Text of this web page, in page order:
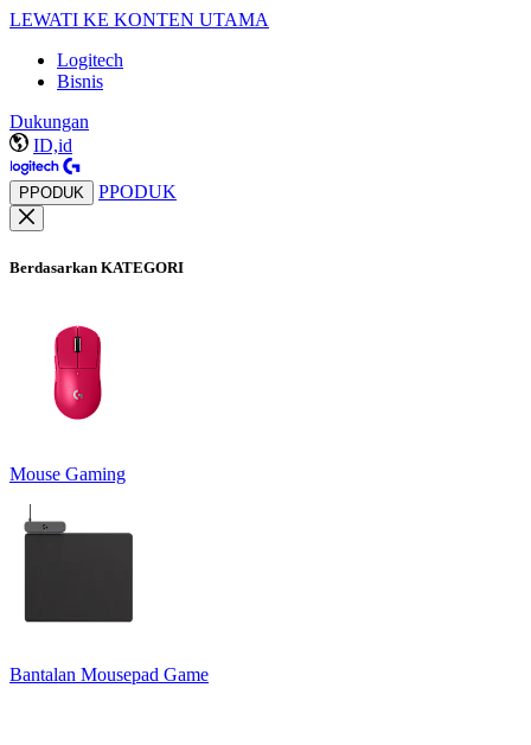
LEWATI KE KONTEN UTAMA
Logitech
Bisnis
Dukungan
ID,id
PPODUK PPODUK
Berdasarkan KATEGORI
Mouse Gaming
Bantalan Mousepad Game